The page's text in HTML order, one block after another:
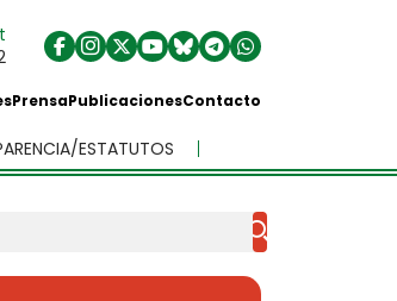
PrensaPublicacionesContacto
ESTATUTOS